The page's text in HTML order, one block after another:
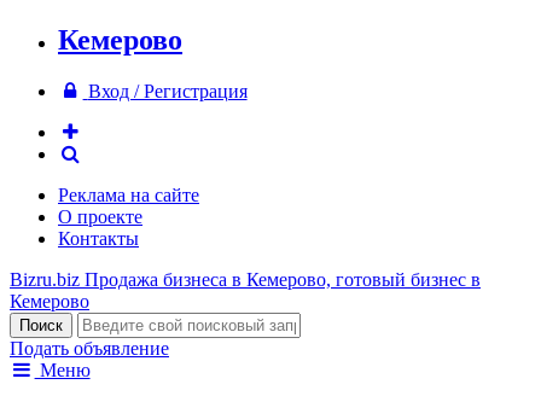
Кемерово
Вход / Регистрация
Реклама на сайте
О проекте
Контакты
Bizru.biz Продажа бизнеса в Кемерово, готовый бизнес в
Кемерово
Подать объявление
Меню